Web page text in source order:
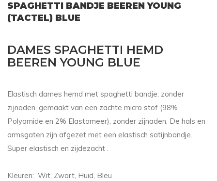
SPAGHETTI BANDJE BEEREN YOUNG
(TACTEL) BLUE
DAMES SPAGHETTI HEMD
BEEREN YOUNG BLUE
Elastisch dames hemd met spaghetti bandje, zonder
zijnaden, gemaakt van een zachte micro stof (98%
Polyamide en 2% Elastomeer), zonder zijnaden. De hals en
armsgaten zijn afgezet met een elastisch satijnbandje.
Super elastisch en zijdezacht .
Kleuren: Wit, Zwart, Huid, Bleu